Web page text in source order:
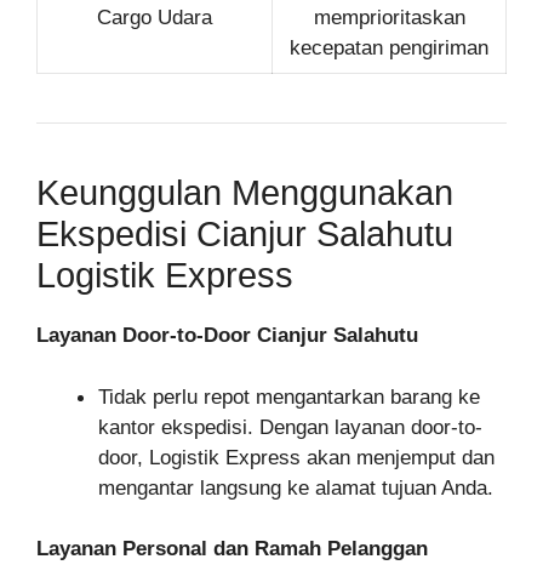
Cargo Udara
memprioritaskan
kecepatan pengiriman
Keunggulan Menggunakan
Ekspedisi Cianjur Salahutu
Logistik Express
Layanan Door-to-Door Cianjur Salahutu
Tidak perlu repot mengantarkan barang ke
kantor ekspedisi. Dengan layanan door-to-
door, Logistik Express akan menjemput dan
mengantar langsung ke alamat tujuan Anda.
Layanan Personal dan Ramah Pelanggan